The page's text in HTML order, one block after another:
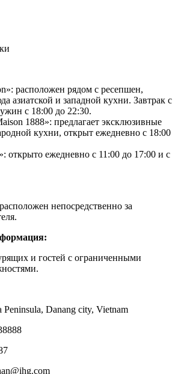
расположен рядом с ресепшен,
азиатской и западной кухни. Завтрак с
с 18:00 до 22:30.
1888»: предлагает эксклюзивные
кухни, открыт ежедневно с 18:00
открыто ежедневно с 11:00 до 17:00 и с
непосредственно за
и гостей с ограниченными
Peninsula, Danang city, Vietnam